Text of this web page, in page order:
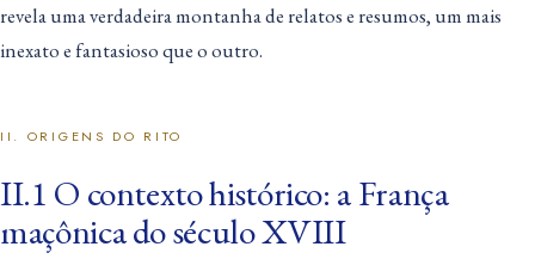
revela uma verdadeira montanha de relatos e resumos, um mais
inexato e fantasioso que o outro.
II. ORIGENS DO RITO
II.1 O contexto histórico: a França
maçônica do século XVIII